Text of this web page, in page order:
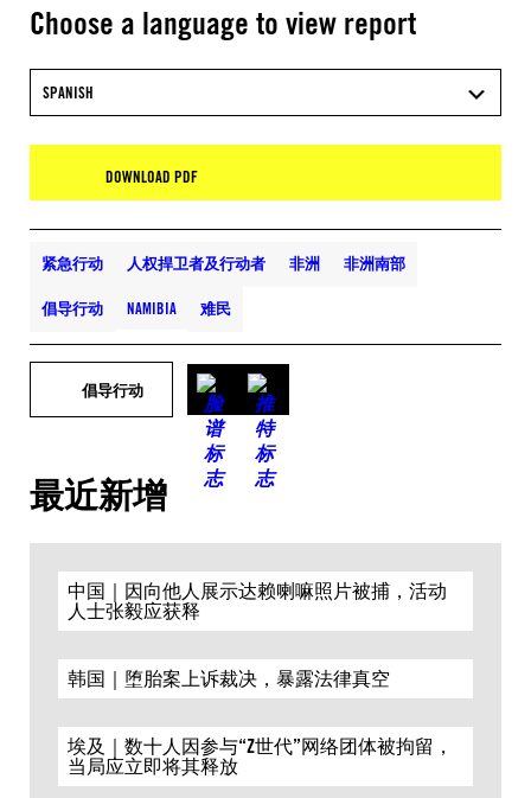
Choose a language to view report
SPANISH
DOWNLOAD PDF
紧急行动 人权捍卫者及行动者 非洲 非洲南部
倡导行动 NAMIBIA 难民
倡导行动
最近新增
中国｜因向他人展示达赖喇嘛照片被捕，活动
人士张毅应获释
韩国｜堕胎案上诉裁决，暴露法律真空
埃及｜数十人因参与“Z世代”网络团体被拘留，
当局应立即将其释放